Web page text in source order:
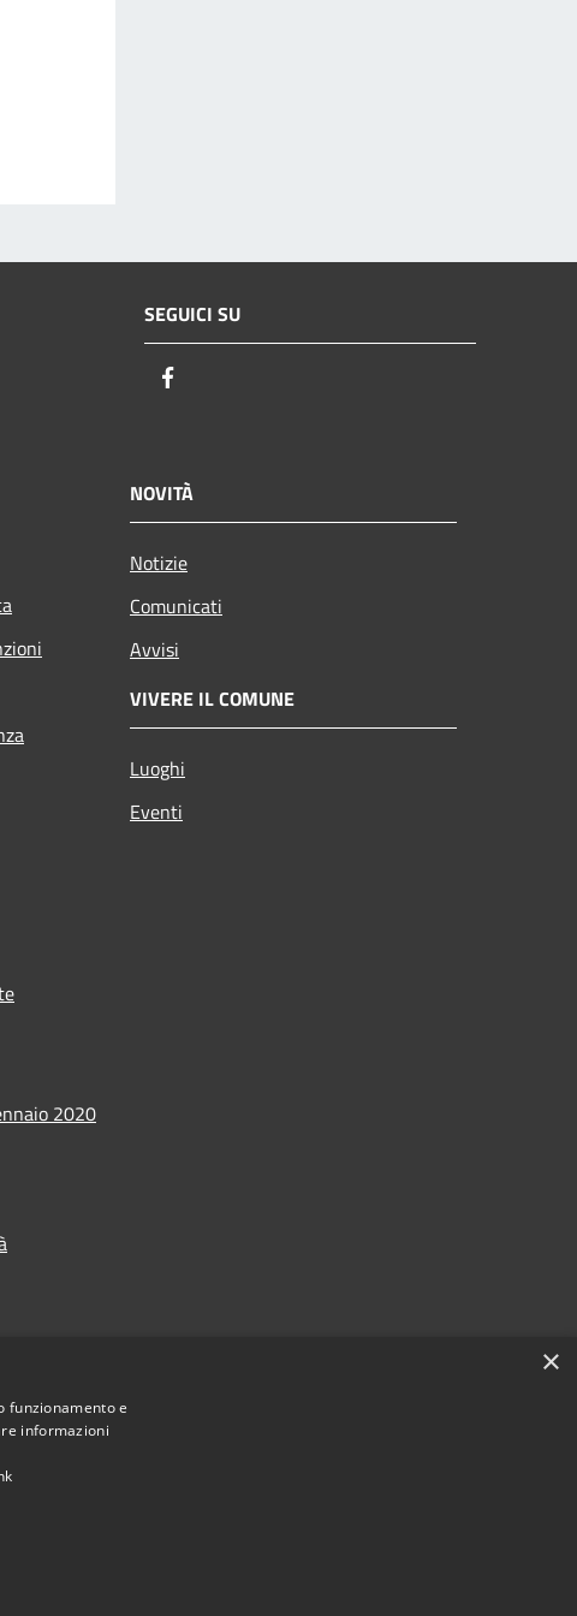
SEGUICI SU
NOVITÀ
Notizie
Comunicati
Avvisi
VIVERE IL COMUNE
Luoghi
Eventi
2020
Marsciano • Powered by
×
funzionamento e
informazioni